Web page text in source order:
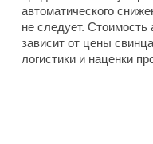
автоматического
не следует.
зависит от цены
логистики и наценки